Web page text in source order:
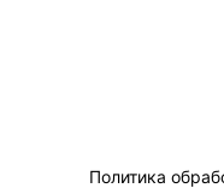
Политика